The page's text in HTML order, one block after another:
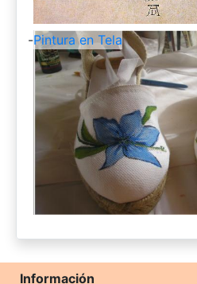
-Pintura en Tela
Información